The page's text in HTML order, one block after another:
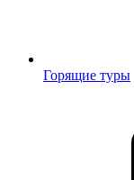
Горящие туры